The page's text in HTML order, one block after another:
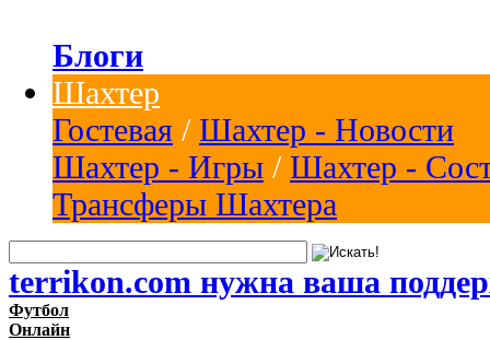
Блоги
Шахтер
Гостевая / Шахтер - Новости
Шахтер - Игры / Шахтер -
Трансферы Шахтера
terrikon.com нужна ваша
Футбол
Онлайн